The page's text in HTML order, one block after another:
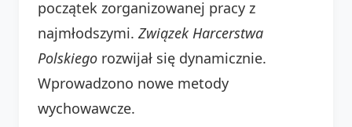
początek zorganizowanej pracy z
najmłodszymi. Związek Harcerstwa
Polskiego rozwijał się dynamicznie.
Wprowadzono nowe metody
wychowawcze.